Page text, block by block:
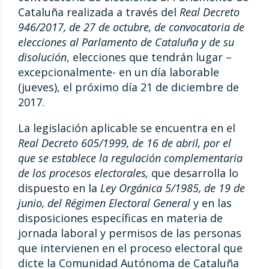
Cataluña realizada a través del Real Decreto
946/2017, de 27 de octubre, de convocatoria de
elecciones al Parlamento de Cataluña y de su
disolución, elecciones que tendrán lugar –
excepcionalmente- en un día laborable
(jueves), el próximo día 21 de diciembre de
2017.
La legislación aplicable se encuentra en el
Real Decreto 605/1999, de 16 de abril, por el
que se establece la regulación complementaria
de los procesos electorales, que desarrolla lo
dispuesto en la Ley Orgánica 5/1985, de 19 de
junio, del Régimen Electoral General y en las
disposiciones específicas en materia de
jornada laboral y permisos de las personas
que intervienen en el proceso electoral que
dicte la Comunidad Autónoma de Cataluña